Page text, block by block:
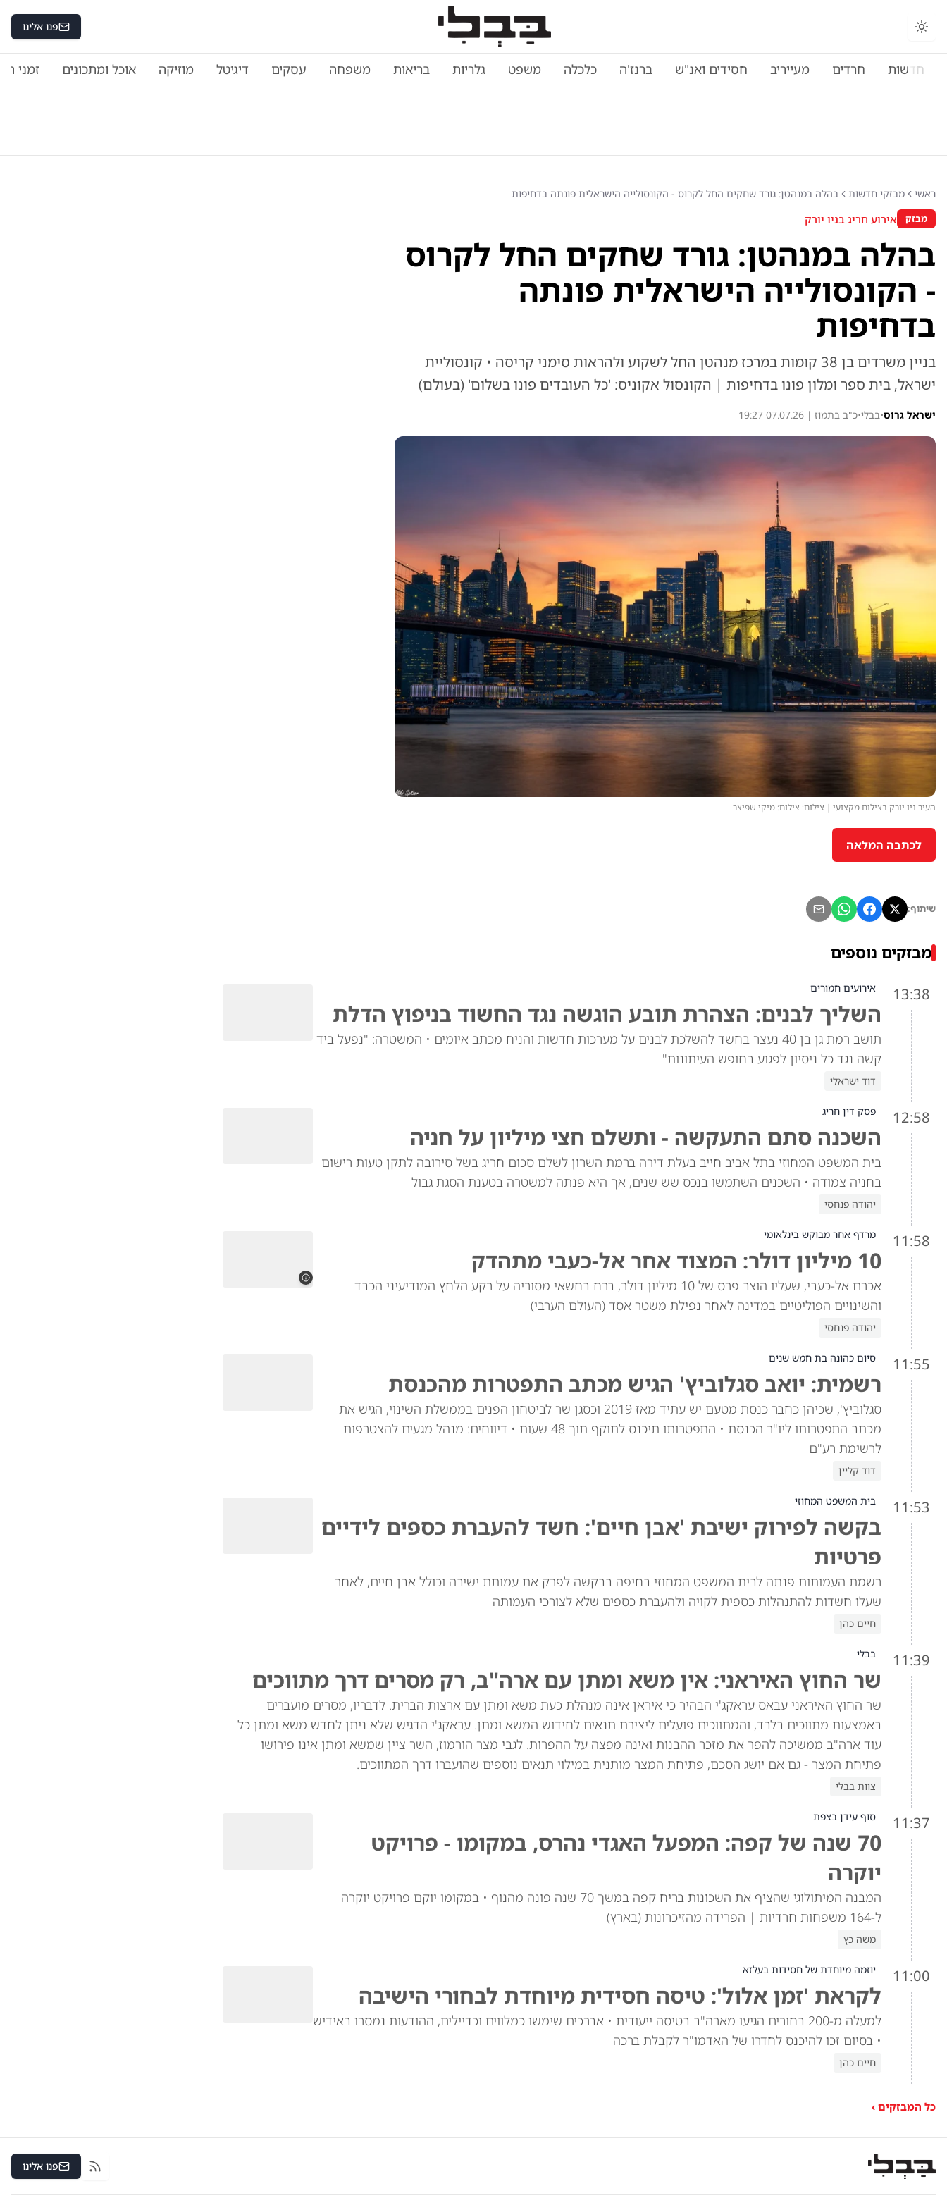
החלפת מצב תצוגה פנו אלינו
חדשות חרדים מעייריב חסידים ואנ"ש ברנז'ה כלכלה משפט גלריות בריאות משפחה עסקים דיגיטל מוזיקה אוכל ומתכונים זמני
ראשי מבזקי חדשות בהלה במנהטן: גורד שחקים החל לקרוס - הקונסולייה הישראלית פונתה בדחיפות
מבזק אירוע חריג בניו יורק
בהלה במנהטן: גורד שחקים החל לקרוס
- הקונסולייה הישראלית פונתה
בדחיפות
בניין משרדים בן 38 קומות במרכז מנהטן החל לשקוע ולהראות סימני קריסה • קונסוליית
ישראל, בית ספר ומלון פונו בדחיפות | הקונסול אקוניס: 'כל העובדים פונו בשלום' (בעולם)
ישראל גרוס•בבלי•כ"ב בתמוז | 07.07.26 19:27
העיר ניו יורק בצילום מקצועי | צילום: צילום: מיקי שפיצר
לכתבה המלאה
שיתוף:
מבזקים נוספים
13:38 אירועים חמורים
השליך לבנים: הצהרת תובע הוגשה נגד החשוד בניפוץ הדלת
תושב רמת גן בן 40 נעצר בחשד להשלכת לבנים על מערכות חדשות והניח מכתב איומים • המשטרה: "נפעל ביד
קשה נגד כל ניסיון לפגוע בחופש העיתונות"
דוד ישראלי
12:58 פסק דין חריג
השכנה סתם התעקשה - ותשלם חצי מיליון על חניה
בית המשפט המחוזי בתל אביב חייב בעלת דירה ברמת השרון לשלם סכום חריג בשל סירובה לתקן טעות רישום
בחניה צמודה • השכנים השתמשו בנכס שש שנים, אך היא פנתה למשטרה בטענת הסגת גבול
יהודה פנחסי
11:58 מרדף אחר מבוקש בינלאומי
10 מיליון דולר: המצוד אחר אל-כעבי מתהדק
אכרם אל-כעבי, שעליו הוצב פרס של 10 מיליון דולר, ברח בחשאי מסוריה על רקע הלחץ המודיעיני הכבד
והשינויים הפוליטיים במדינה לאחר נפילת משטר אסד (העולם הערבי)
יהודה פנחסי
11:55 סיום כהונה בת חמש שנים
רשמית: יואב סגלוביץ' הגיש מכתב התפטרות מהכנסת
סגלוביץ', שכיהן כחבר כנסת מטעם יש עתיד מאז 2019 וכסגן שר לביטחון הפנים בממשלת השינוי, הגיש את
מכתב התפטרותו ליו"ר הכנסת • התפטרותו תיכנס לתוקף תוך 48 שעות • דיווחים: מנהל מגעים להצטרפות
לרשימת רע"ם
דוד קליין
11:53 בית המשפט המחוזי
בקשה לפירוק ישיבת 'אבן חיים': חשד להעברת כספים לידיים
פרטיות
רשמת העמותות פנתה לבית המשפט המחוזי בחיפה בבקשה לפרק את עמותת ישיבה וכולל אבן חיים, לאחר
שעלו חשדות להתנהלות כספית לקויה ולהעברת כספים שלא לצורכי העמותה
חיים כהן
11:39 בבלי
שר החוץ האיראני: אין משא ומתן עם ארה"ב, רק מסרים דרך מתווכים
שר החוץ האיראני עבאס עראקג'י הבהיר כי איראן אינה מנהלת כעת משא ומתן עם ארצות הברית. לדבריו, מסרים מועברים
באמצעות מתווכים בלבד, והמתווכים פועלים ליצירת תנאים לחידוש המשא ומתן. עראקג'י הדגיש שלא ניתן לחדש משא ומתן כל
עוד ארה"ב ממשיכה להפר את מזכר ההבנות ואינה מפצה על ההפרות. לגבי מצר הורמוז, השר ציין שמשא ומתן אינו פירושו
פתיחת המצר - גם אם יושג הסכם, פתיחת המצר מותנית במילוי תנאים נוספים שהועברו דרך המתווכים.
צוות בבלי
11:37 סוף עידן בצפת
70 שנה של קפה: המפעל האגדי נהרס, במקומו - פרויקט
יוקרה
המבנה המיתולוגי שהציף את השכונות בריח קפה במשך 70 שנה פונה מהנוף • במקומו יוקם פרויקט יוקרה
ל-164 משפחות חרדיות | הפרידה מהזיכרונות (בארץ)
משה כץ
11:00 יוזמה מיוחדת של חסידות בעלזא
לקראת 'זמן אלול': טיסה חסידית מיוחדת לבחורי הישיבה
למעלה מ-200 בחורים הגיעו מארה"ב בטיסה ייעודית • אברכים שימשו כמלווים וכדיילים, ההודעות נמסרו באידיש
• בסיום זכו להיכנס לחדרו של האדמו"ר לקבלת ברכה
חיים כהן
כל המבזקים ›
RSS פנו אלינו